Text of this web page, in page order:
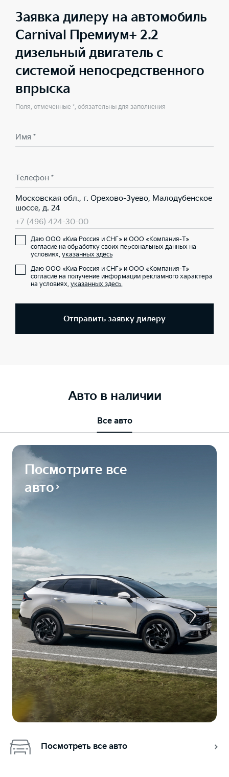
Заявка дилеру на автомобиль
Carnival Премиум+ 2.2
дизельный двигатель с
системой непосредственного
впрыска
Поля, отмеченные *, обязательны для заполнения
Имя *
Телефон *
Московская обл., г. Орехово-Зуево, Малодубенское
шоссе, д. 24
+7 (496) 424-30-00
Даю ООО «Киа Россия и СНГ» и ООО «Компания-Т»
согласие на обработку своих персональных данных на
условиях, указанных здесь
Даю ООО «Киа Россия и СНГ» и ООО «Компания-Т»
согласие на получение информации рекламного характера
на условиях, указанных здесь.
Отправить заявку дилеру
Авто в наличии
Все авто
Посмотрите все
авто
Посмотреть все авто